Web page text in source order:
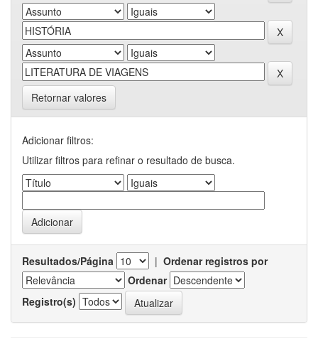
Retornar valores
Adicionar filtros:
Utilizar filtros para refinar o resultado de busca.
Resultados/Página | Ordenar registros por
Ordenar
Registro(s)